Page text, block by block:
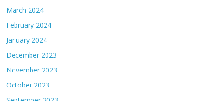
March 2024
February 2024
January 2024
December 2023
November 2023
October 2023